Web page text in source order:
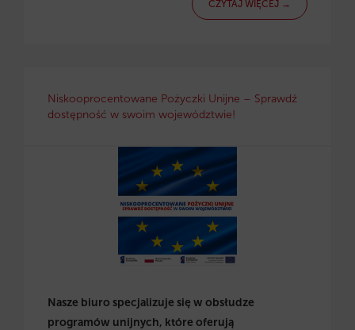
CZYTAJ WIĘCEJ →
Niskooprocentowane Pożyczki Unijne – Sprawdź
dostępność w swoim województwie!
Nasze biuro specjalizuje się w obsłudze
programów unijnych, które oferują